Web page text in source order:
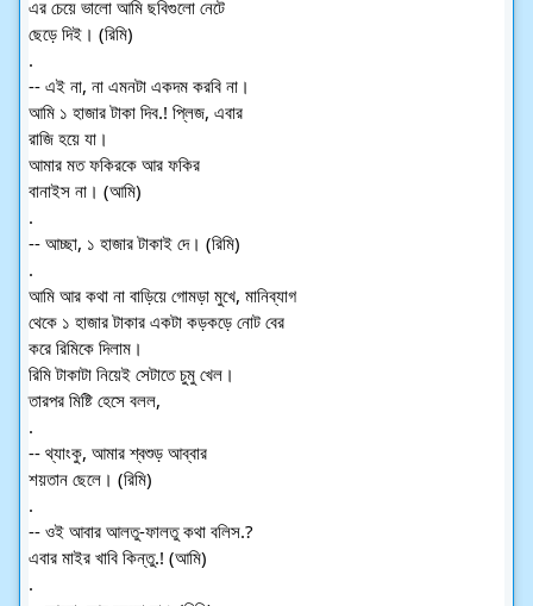
এর চেয়ে ভালো আমি ছবিগুলো নেটে
ছেড়ে দিই। (রিমি)
.
-- এই না, না এমনটা একদম করবি না।
আমি ১ হাজার টাকা দিব.! প্লিজ, এবার
রাজি হয়ে যা।
আমার মত ফকিরকে আর ফকির
বানাইস না। (আমি)
.
-- আচ্ছা, ১ হাজার টাকাই দে। (রিমি)
.
আমি আর কথা না বাড়িয়ে গোমড়া মুখে, মানিব্যাগ
থেকে ১ হাজার টাকার একটা কড়কড়ে নোট বের
করে রিমিকে দিলাম।
রিমি টাকাটা নিয়েই সেটাতে চুমু খেল।
তারপর মিষ্টি হেসে বলল,
.
-- থ্যাংকু, আমার শ্বশুড় আব্বার
শয়তান ছেলে। (রিমি)
.
-- ওই আবার আলতু-ফালতু কথা বলিস.?
এবার মাইর খাবি কিন্তু.! (আমি)
.